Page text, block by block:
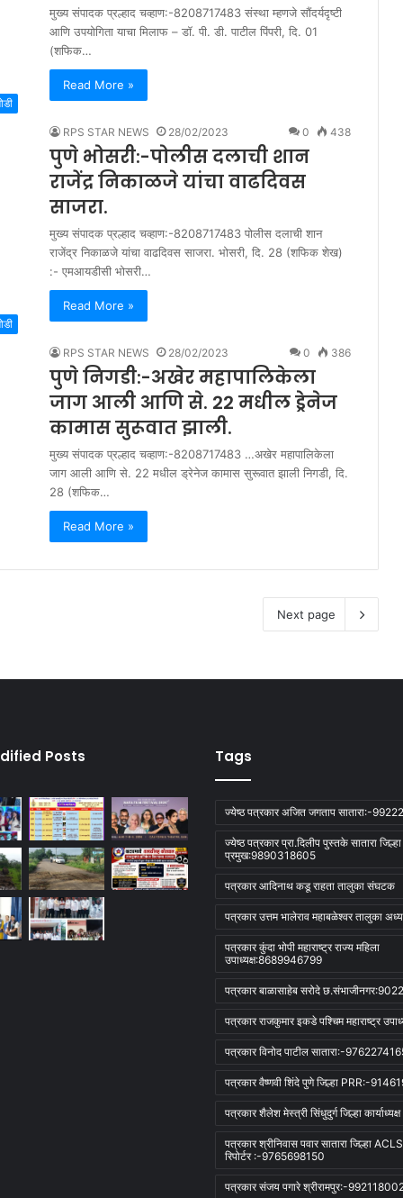
मुख्य संपादक प्रल्हाद चव्हाण:-8208717483 संस्था म्हणजे सौंदर्यदृष्टी
आणि उपयोगिता याचा मिलाफ – डॉ. पी. डी. पाटील पिंपरी, दि. 01
(शफिक…
Read More »
RPS STAR NEWS 28/02/2023 0 438
पुणे भोसरी:-पोलीस दलाची शान
राजेंद्र निकाळजे यांचा वाढदिवस
साजरा.
मुख्य संपादक प्रल्हाद चव्हाण:-8208717483 पोलीस दलाची शान
राजेंद्र निकाळजे यांचा वाढदिवस साजरा. भोसरी, दि. 28 (शफिक शेख)
:- एमआयडीसी भोसरी…
Read More »
RPS STAR NEWS 28/02/2023 0 386
पुणे निगडी:-अखेर महापालिकेला
जाग आली आणि से. 22 मधील ड्रेनेज
कामास सुरूवात झाली.
मुख्य संपादक प्रल्हाद चव्हाण:-8208717483 …अखेर महापालिकेला
जाग आली आणि से. 22 मधील ड्रेनेज कामास सुरूवात झाली निगडी, दि.
28 (शफिक…
Read More »
Next page
Posts Tags
ज्येष्ठ पत्रकार अजित जगताप सातारा:-
ज्येष्ठ पत्रकार प्रा.दिलीप पुस्तके सातारा जिल्हा
प्रमुख:9890318605
पत्रकार आदिनाथ कडू राहता तालुका संघटक
पत्रकार उत्तम भालेराव महाबळेश्वर तालुका
पत्रकार कुंदा भोपी महाराष्ट्र राज्य महिला
उपाध्यक्ष:8689946799
पत्रकार बाळासाहेब सरोदे
पत्रकार राजकुमार इकडे पश्चिम महाराष्ट्र
पत्रकार विनोद पाटील सातारा:-
पत्रकार वैष्णवी शिंदे पुणे जिल्हा PRR:-
पत्रकार शैलेश मेस्त्री सिंधुदुर्ग जिल्हा कार्याध्यक्ष
पत्रकार श्रीनिवास पवार सातारा जिल्हा
रिपोर्टर :-9765698150
पत्रकार संजय पगारे श्रीरामपुर:-